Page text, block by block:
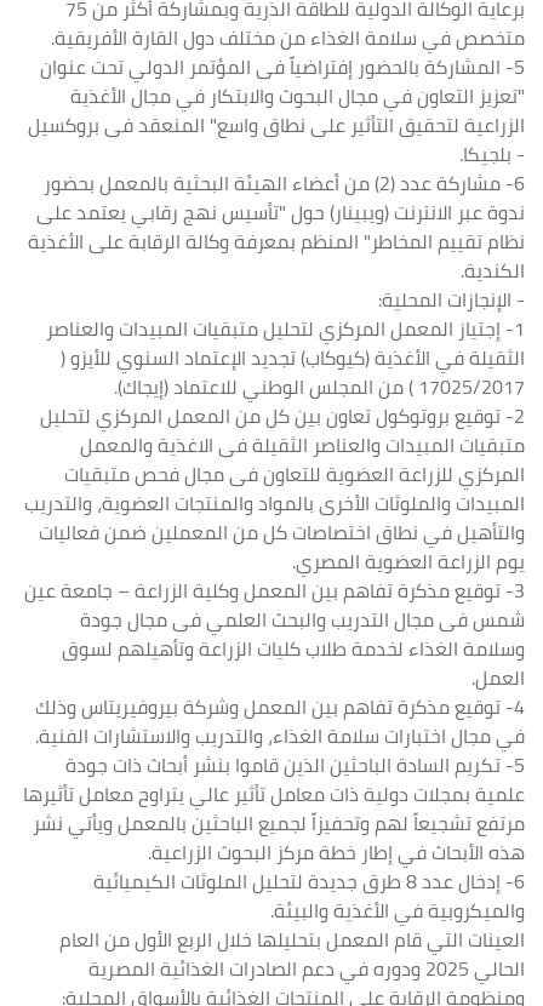
برعاية الوكالة الدولية للطاقة الذرية وبمشاركة أكثر من 75
متخصص في سلامة الغذاء من مختلف دول القارة الأفريقية.
5- المشاركة بالحضور إفتراضياً فى المؤتمر الدولي تحت عنوان
"تعزيز التعاون في مجال البحوث والابتكار في مجال الأغذية
الزراعية لتحقيق التأثير على نطاق واسع" المنعقد فى بروكسيل
- بلجيكا.
6- مشاركة عدد (2) من أعضاء الهيئة البحثية بالمعمل بحضور
ندوة عبر الانترنت (ويبينار) حول "تأسيس نهج رقابي يعتمد على
نظام تقييم المخاطر" المنظم بمعرفة وكالة الرقابة على الأغذية
الكندية.
- الإنجازات المحلية:
1- إجتياز المعمل المركزي لتحليل متبقيات المبيدات والعناصر
الثقيلة في الأغذية (كيوكاب) تجديد الإعتماد السنوي للأيزو (
17025/2017 ) من المجلس الوطني للاعتماد (إيجاك).
2- توقيع بروتوكول تعاون بين كل من المعمل المركزي لتحليل
متبقيات المبيدات والعناصر الثقيلة فى الاغذية والمعمل
المركزي للزراعة العضوية للتعاون فى مجال فحص متبقيات
المبيدات والملوثات الأخرى بالمواد والمنتجات العضوية، والتدريب
والتأهيل في نطاق اختصاصات كل من المعملين ضمن فعاليات
يوم الزراعة العضوية المصري.
3- توقيع مذكرة تفاهم بين المعمل وكلية الزراعة – جامعة عين
شمس فى مجال التدريب والبحث العلمي فى مجال جودة
وسلامة الغذاء لخدمة طلاب كليات الزراعة وتأهيلهم لسوق
العمل.
4- توقيع مذكرة تفاهم بين المعمل وشركة بيروفيريتاس وذلك
في مجال اختبارات سلامة الغذاء، والتدريب والاستشارات الفنية.
5- تكريم السادة الباحثين الذين قاموا بنشر أبحاث ذات جودة
علمية بمجلات دولية ذات معامل تأثير عالي يتراوح معامل تأثيرها
مرتفع تشجيعاً لهم وتحفيزاً لجميع الباحثين بالمعمل ويأتي نشر
هذه الأبحاث في إطار خطة مركز البحوث الزراعية.
6- إدخال عدد 8 طرق جديدة لتحليل الملوثات الكيميائية
والميكروبية في الأغذية والبيئة.
العينات التي قام المعمل بتحليلها خلال الربع الأول من العام
الحالي 2025 ودوره في دعم الصادرات الغذائية المصرية
ومنظومة الرقابة على المنتجات الغذائية بالأسواق المحلية: